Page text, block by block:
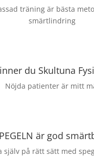
träning är bästa
smärtlindring
du Skultuna
Nöjda patienter är mitt
är god
själv på rätt sätt med